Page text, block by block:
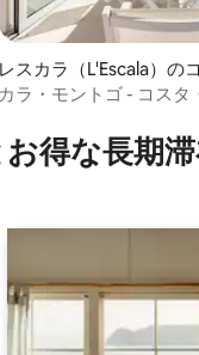
5つ星中4.91つ星の平
レスカラ（L'Escala）の
ミニアム
カラ・モントゴ - コスタ
得⁠な長⁠期⁠